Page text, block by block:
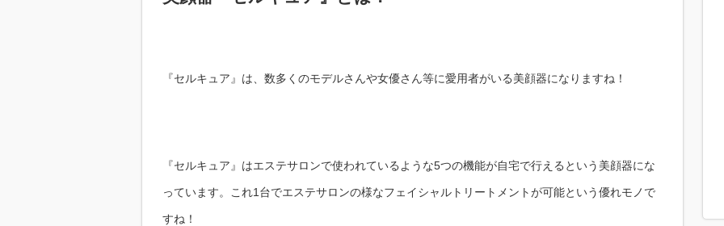
『セルキュア』は、数多くのモデルさんや女優さん等に愛用者がいる美顔器になりますね！
『セルキュア』はエステサロンで使われているような5つの機能が自宅で行えるという美顔器にな
っています。これ1台でエステサロンの様なフェイシャルトリートメントが可能という優れモノで
すね！